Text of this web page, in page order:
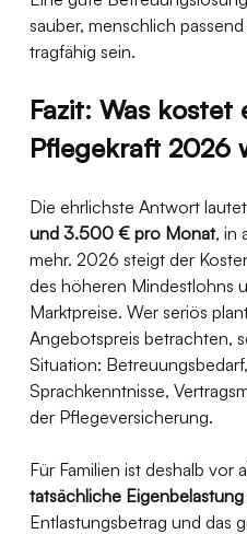
sauber, menschlich
tragfähig sein.
Fazit: Was kostet
Pflegekraft 2026
Die ehrlichste Antwort
und 3.500 € pro Monat, in
mehr. 2026 steigt der
des höheren Mindestlohns
Marktpreise. Wer seriös
Angebotspreis betrachten,
Situation:
Sprachkenntnisse,
der Pflegeversicherung.
Für Familien ist deshalb vor
tatsächliche Eigenbelastung
Entlastungsbetrag und das